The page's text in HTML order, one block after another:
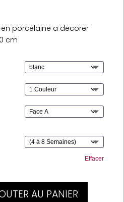
porcelaine a decorer
cm
Effacer
AU PANIER